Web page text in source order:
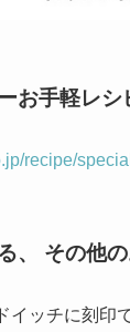
お手軽レシ
recipe/
、 その他
イッチに刻印